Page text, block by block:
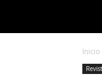
Inicio